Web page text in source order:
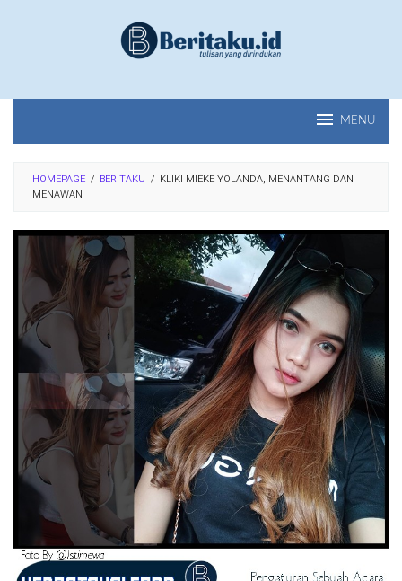
MENU
HOMEPAGE / BERITAKU / KLIKI MIEKE YOLANDA, MENANTANG DAN
MENAWAN